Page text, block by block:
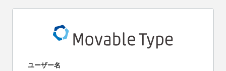
ユーザー名